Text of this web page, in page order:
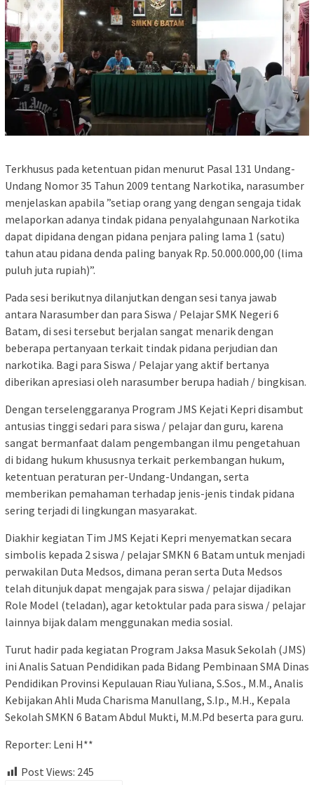
Terkhusus pada ketentuan pidan menurut Pasal 131 Undang-
Undang Nomor 35 Tahun 2009 tentang Narkotika, narasumber
menjelaskan apabila ”setiap orang yang dengan sengaja tidak
melaporkan adanya tindak pidana penyalahgunaan Narkotika
dapat dipidana dengan pidana penjara paling lama 1 (satu)
tahun atau pidana denda paling banyak Rp. 50.000.000,00 (lima
puluh juta rupiah)”.
Pada sesi berikutnya dilanjutkan dengan sesi tanya jawab
antara Narasumber dan para Siswa / Pelajar SMK Negeri 6
Batam, di sesi tersebut berjalan sangat menarik dengan
beberapa pertanyaan terkait tindak pidana perjudian dan
narkotika. Bagi para Siswa / Pelajar yang aktif bertanya
diberikan apresiasi oleh narasumber berupa hadiah / bingkisan.
Dengan terselenggaranya Program JMS Kejati Kepri disambut
antusias tinggi sedari para siswa / pelajar dan guru, karena
sangat bermanfaat dalam pengembangan ilmu pengetahuan
di bidang hukum khususnya terkait perkembangan hukum,
ketentuan peraturan per-Undang-Undangan, serta
memberikan pemahaman terhadap jenis-jenis tindak pidana
sering terjadi di lingkungan masyarakat.
Diakhir kegiatan Tim JMS Kejati Kepri menyematkan secara
simbolis kepada 2 siswa / pelajar SMKN 6 Batam untuk menjadi
perwakilan Duta Medsos, dimana peran serta Duta Medsos
telah ditunjuk dapat mengajak para siswa / pelajar dijadikan
Role Model (teladan), agar ketoktular pada para siswa / pelajar
lainnya bijak dalam menggunakan media sosial.
Turut hadir pada kegiatan Program Jaksa Masuk Sekolah (JMS)
ini Analis Satuan Pendidikan pada Bidang Pembinaan SMA Dinas
Pendidikan Provinsi Kepulauan Riau Yuliana, S.Sos., M.M., Analis
Kebijakan Ahli Muda Charisma Manullang, S.Ip., M.H., Kepala
Sekolah SMKN 6 Batam Abdul Mukti, M.M.Pd beserta para guru.
Reporter: Leni H**
Post Views: 245